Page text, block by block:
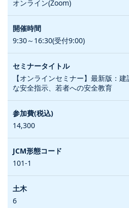
オンライン(Zoom)
9:30～16:30(受付9:00)
【オンラインセミナー】最新版：
な安全指示、若者への安全教育
14,300
101-1
6